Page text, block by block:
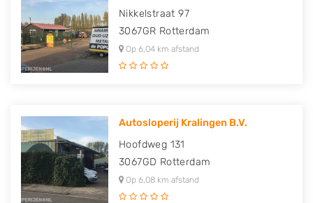
Nikkelstraat 97
3067GR Rotterdam
Op 6,04 km afstand
Autosloperij Kralingen B.V.
Hoofdweg 131
3067GD Rotterdam
Op 6,08 km afstand